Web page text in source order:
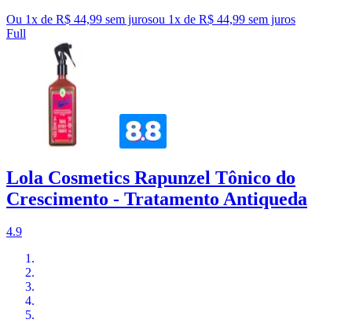
Ou 1x de R$ 44,99 sem jurosou 1x de R$ 44,99 sem juros
Full
Lola Cosmetics Rapunzel Tônico do
Crescimento - Tratamento Antiqueda
4.9